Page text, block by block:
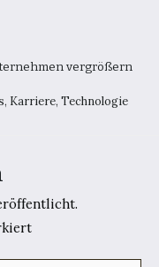
vergrößern
, Karriere, Technologie